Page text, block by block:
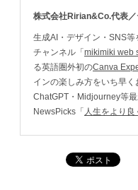
株式会社Ririan&Co.代表
生成AI・デザイン・SNS
チャンネル「mikimiki web
る英語圏外初のCanva
インの楽しみ方をいち早
ChatGPT・Midjourney等最
NewsPicks「 人生をより